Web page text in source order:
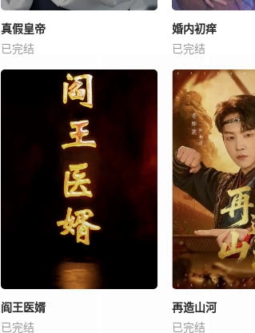
真假皇帝
已完结
婚内初痒
已完结
阎王医婿
已完结
再造山河
已完结